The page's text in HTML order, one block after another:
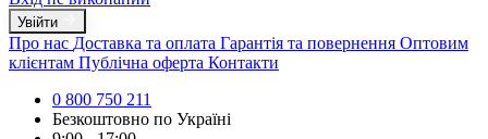
Увійти
Про нас Доставка та оплата Гарантія та повернення Оптовим
клієнтам Публічна оферта Контакти
0 800 750 211
Безкоштовно по Україні